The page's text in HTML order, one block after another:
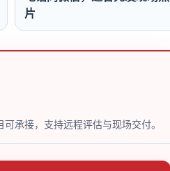
片
承接，支持远程评估与现场交付。